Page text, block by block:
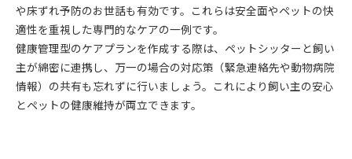
や床ずれ予防のお世話も有効です。これらは安全面やペットの快
適性を重視した専門的なケアの一例です。
健康管理型のケアプランを作成する際は、ペットシッターと飼い
主が綿密に連携し、万一の場合の対応策（緊急連絡先や動物病院
情報）の共有も忘れずに行いましょう。これにより飼い主の安心
とペットの健康維持が両立できます。